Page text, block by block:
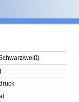
weiß)